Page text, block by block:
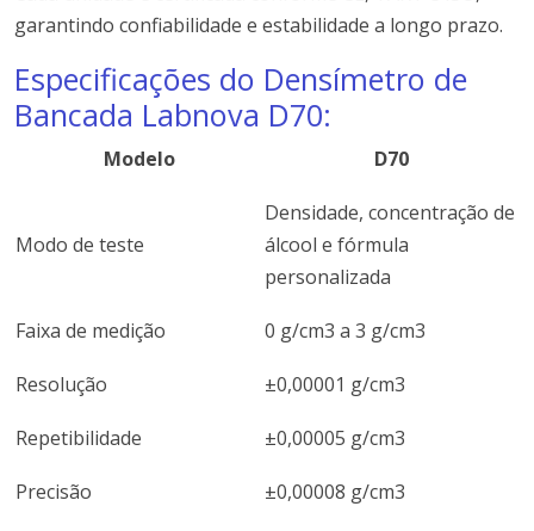
garantindo confiabilidade e estabilidade a longo prazo.
Especificações do Densímetro de
Bancada Labnova D70:
Modelo D70
Modo de teste
Densidade, concentração de
álcool e fórmula
personalizada
Faixa de medição 0 g/cm3 a 3 g/cm3
Resolução ±0,00001 g/cm3
Repetibilidade ±0,00005 g/cm3
Precisão ±0,00008 g/cm3